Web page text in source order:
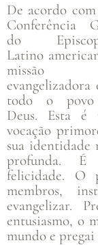
De acordo com
Conferência
do
Latino
missão
evangelizadora
todo o
Deus. Esta é
vocação
sua identidade
profunda. É
felicidade. O
membros,
evangelizar.
entusiasmo, o
mundo e pregai